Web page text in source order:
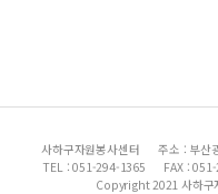
사하구자원봉사센터
주소 : 부산
TEL : 051-294-1365
FAX :
Copyright 2021 사하구